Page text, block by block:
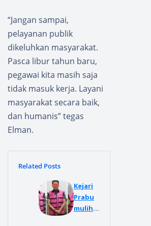
“Jangan sampai,
pelayanan publik
dikeluhkan masyarakat.
Pasca libur tahun baru,
pegawai kita masih saja
tidak masuk kerja. Layani
masyarakat secara baik,
dan humanis” tegas
Elman.
Related Posts
Kejari
Prabu
mulih